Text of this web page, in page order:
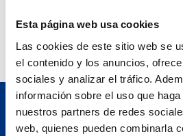
Esta página web usa cookies
Las cookies de este sitio web se
el contenido y los anuncios,
sociales y analizar el tráfico.
información sobre el uso que
nuestros partners de redes
web, quienes pueden combinarla